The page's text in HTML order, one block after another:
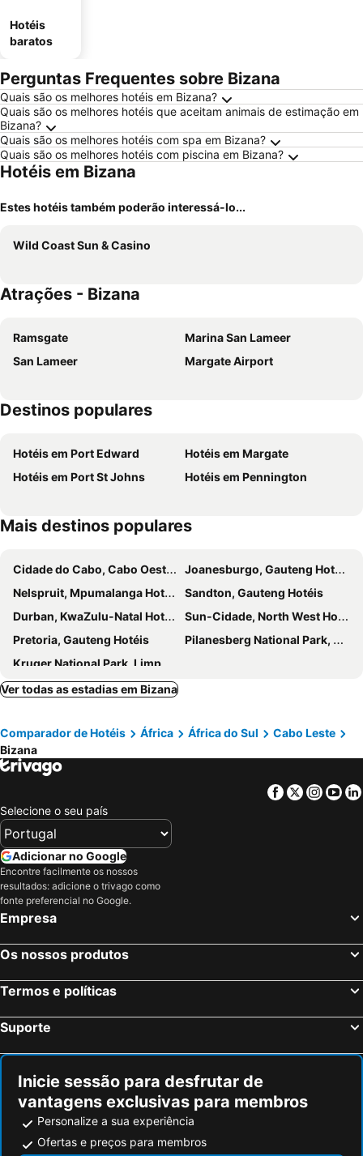
Hotéis
baratos
Perguntas Frequentes sobre Bizana
Quais são os melhores hotéis em Bizana?
Quais são os melhores hotéis que aceitam animais de estimação em
Bizana?
Quais são os melhores hotéis com spa em Bizana?
Quais são os melhores hotéis com piscina em Bizana?
Hotéis em Bizana
Estes hotéis também poderão interessá-lo...
Wild Coast Sun & Casino
Atrações - Bizana
Ramsgate
Marina San Lameer
San Lameer
Margate Airport
Destinos populares
Hotéis em Port Edward
Hotéis em Margate
Hotéis em Port St Johns
Hotéis em Pennington
Mais destinos populares
Cidade do Cabo, Cabo Oeste Hotéis
Joanesburgo, Gauteng Hotéis
Nelspruit, Mpumalanga Hotéis
Sandton, Gauteng Hotéis
Durban, KwaZulu-Natal Hotéis
Sun-Cidade, North West Hotéis
Pretoria, Gauteng Hotéis
Pilanesberg National Park, North West Hotéis
Kruger National Park, Limpopo Hotéis
Ver todas as estadias em Bizana
Comparador de Hotéis África África do Sul
Cabo Leste
Bizana
Facebook
Twitter
Selecione o seu país
Adicionar no Google
Encontre facilmente os nossos
resultados: adicione o trivago como
fonte preferencial no Google.
Empresa
Os nossos produtos
Termos e políticas
Suporte
Inicie sessão para desfrutar de
vantagens exclusivas para membros
Personalize a sua experiência
Ofertas e preços para membros